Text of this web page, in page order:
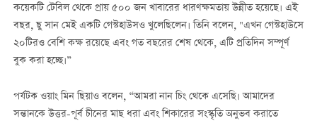
কয়েকটি টেবিল থেকে প্রায় ৫০০ জন খাবারের ধারণক্ষমতায় উন্নীত হয়েছে। এই
বছর, ছু সান মেই একটি গেস্টহাউসও খুলেছিলেন। তিনি বলেন, "এখন গেস্টহাউসে
২০টিরও বেশি কক্ষ রয়েছে এবং গত বছরের শেষ থেকে, এটি প্রতিদিন সম্পূর্ণ
বুক করা হচ্ছে।”
পর্যটক ওয়াং মিন ছিয়াও বলেন, “আমরা নান চিং থেকে এসেছি। আমাদের
সন্তানকে উত্তর-পূর্ব চীনের মাছ ধরা এবং শিকারের সংস্কৃতি অনুভব করাতে